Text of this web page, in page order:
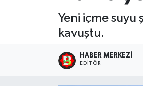
Yeni içme suyu
kavuştu.
HABER MERKEZI
EDITÖR